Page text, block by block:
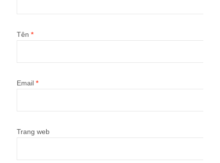
Tên *
Email *
Trang web